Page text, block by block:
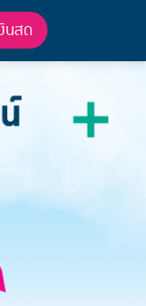
นสด